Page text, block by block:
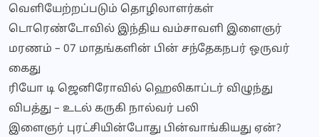
வெளியேற்றப்படும் தொழிலாளர்கள்
டொரெண்டோவில் இந்திய வம்சாவளி இளைஞர்
மரணம் – 07 மாதங்களின் பின் சந்தேகநபர் ஒருவர்
கைது
ரியோ டி ஜெனிரோவில் ஹெலிகாப்டர் விழுந்து
விபத்து – உடல் கருகி நால்வர் பலி
இளைஞர் புரட்சியின்போது பின்வாங்கியது ஏன்?